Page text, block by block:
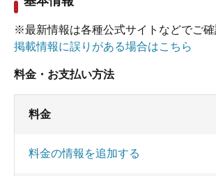
※最新情報は各種公式サイトなどでご
掲載情報に誤りがある場合はこちら
料金・お支払い方法
料金
料金の情報を追加する